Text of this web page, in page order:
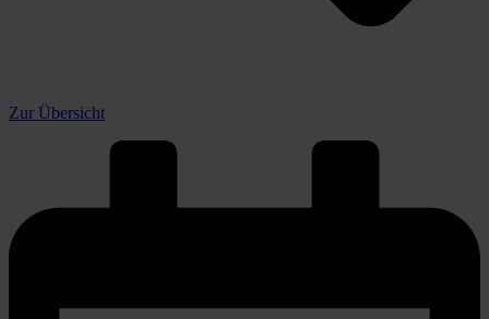
Zur Übersicht